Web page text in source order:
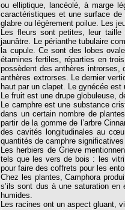
ou elliptique, lancéolé, à marge
caractéristiques et une surface
glabre ou légèrement poilue. Les
Les fleurs sont petites, leur
jaunâtre. Le périanthe tubulaire
la cupule. Ce sont des lobes
étamines fertiles, réparties en
possèdent des anthères
anthères extrorses. Le dernier
haut par un clapet. Le gynécée
Le fruit est une drupe globuleuse,
Le camphre est une substance
dans un certain nombre de
partir de la gomme de l’arbre
des cavités longitudinales au
quantités de camphre
Les herbiers de Grieve
tels que les vers de bois : les
pour faire des coffrets pour les
Chez les plantes, Camphora
s’ils sont dus à une saturation
humides.
Les racines ont un aspect gluant,